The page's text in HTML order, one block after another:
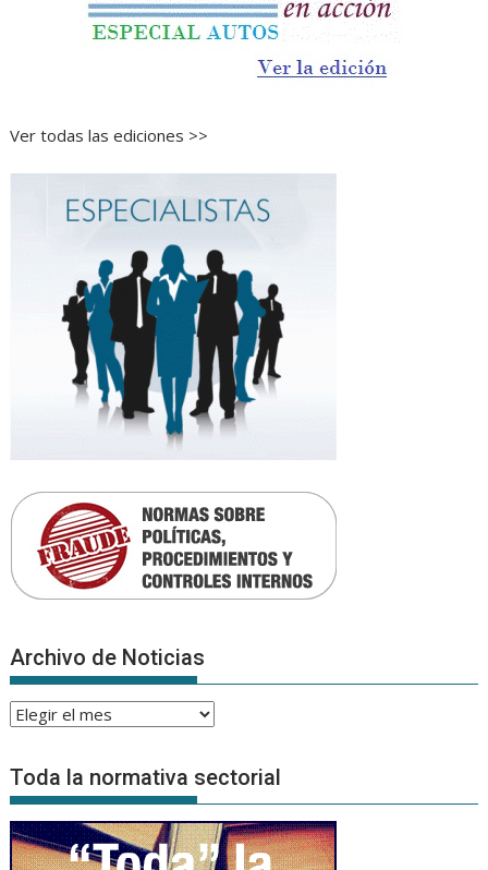
Ver todas las ediciones >>
Archivo de Noticias
Archivo
Noticias
Toda la normativa sectorial